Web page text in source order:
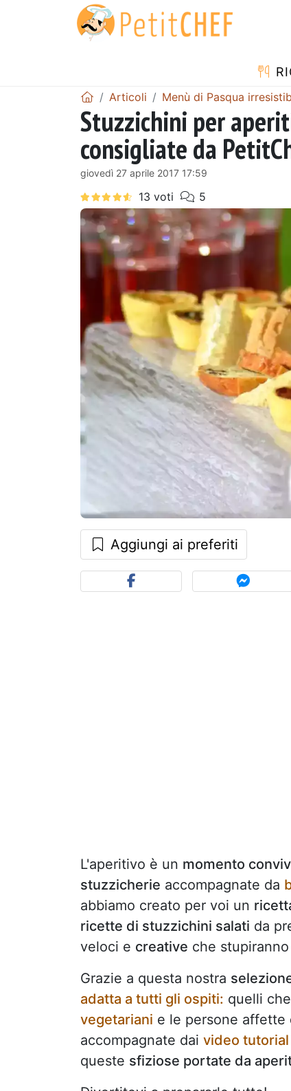
Articoli Menù di Pasqua
Stuzzichini per
consigliate da
giovedì 27 aprile 2017 17:59
Aggiungi ai preferiti
L'aperitivo è un momento
stuzzicherie accompagnate da
abbiamo creato per voi un
ricette di stuzzichini salati da
veloci e creative che
Grazie a questa nostra
adatta a tutti gli ospiti: quelli
vegetariani e le persone affette
accompagnate dai video tutorial
queste sfiziose portate da